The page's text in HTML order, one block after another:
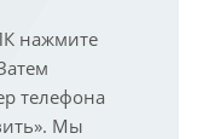
нажмите
телефона
Мы